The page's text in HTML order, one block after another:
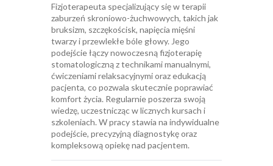
Fizjoterapeuta specjalizujący się w terapii
zaburzeń skroniowo-żuchwowych, takich jak
bruksizm, szczękościsk, napięcia mięśni
twarzy i przewlekłe bóle głowy. Jego
podejście łączy nowoczesną fizjoterapię
stomatologiczną z technikami manualnymi,
ćwiczeniami relaksacyjnymi oraz edukacją
pacjenta, co pozwala skutecznie poprawiać
komfort życia. Regularnie poszerza swoją
wiedzę, uczestnicząc w licznych kursach i
szkoleniach. W pracy stawia na indywidualne
podejście, precyzyjną diagnostykę oraz
kompleksową opiekę nad pacjentem.